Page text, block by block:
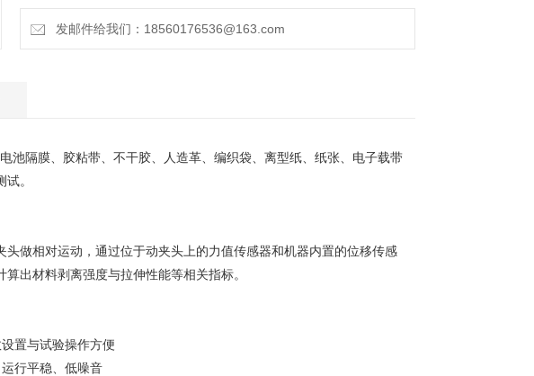
发邮件给我们：18560176536@163.com
池隔膜、胶粘带、不干胶、人造革、编织袋、离型纸、纸张、电子载带
。
做相对运动，通过位于动夹头上的力值传感器和机器内置的位移传感
出材料剥离强度与拉伸性能等相关指标。
置与试验操作方便
行平稳、低噪音